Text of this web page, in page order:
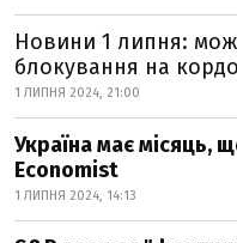
Новини 1 липня:
блокування на
1 ЛИПНЯ 2024, 21:00
Україна має місяць,
Economist
1 ЛИПНЯ 2024, 14:13